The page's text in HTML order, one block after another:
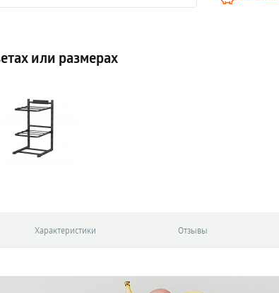
или размерах
Характеристики Отзывы